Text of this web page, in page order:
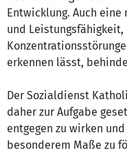
Entwicklung. Auch
und
erkennen lässt,
Der Sozialdienst
daher zur Aufgabe
entgegen zu wirken
besonderem Maße zu